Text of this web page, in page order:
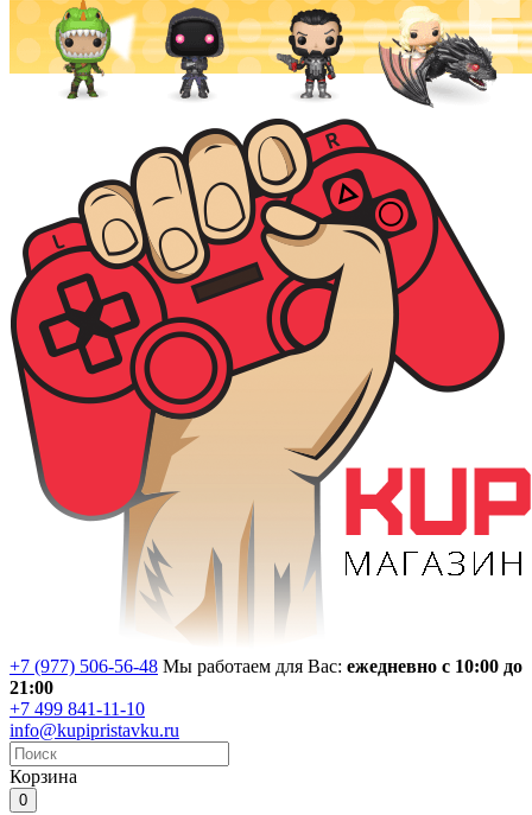
+7 (977) 506-56-48 Мы работаем для Вас: ежедневно с 10:00 до
21:00
+7 499 841-11-10
info@kupipristavku.ru
Корзина
0